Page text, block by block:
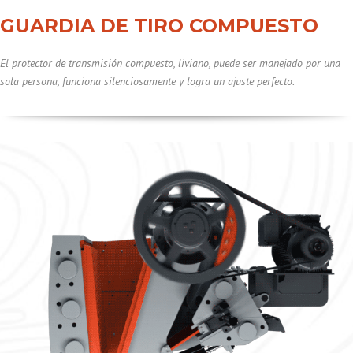
GUARDIA DE TIRO COMPUESTO
El protector de transmisión compuesto, liviano, puede ser manejado por una
sola persona, funciona silenciosamente y logra un ajuste perfecto.